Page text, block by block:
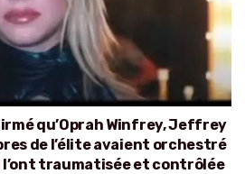
qu’Oprah Winfrey, Jeffrey
de l’élite avaient orchestré
l’ont traumatisée et contrôlée